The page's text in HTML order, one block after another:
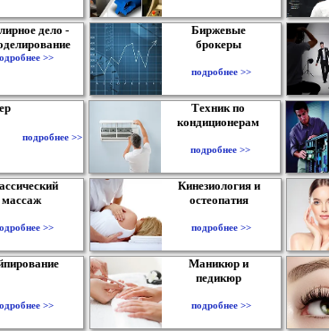
дело -
>>
Биржевые
брокеры
подробнее >>
подробнее >>
Техник по
кондиционерам
подробнее >>
массаж
>>
Кинезиология и
остеопатия
подробнее >>
>>
Маникюр и
педикюр
подробнее >>